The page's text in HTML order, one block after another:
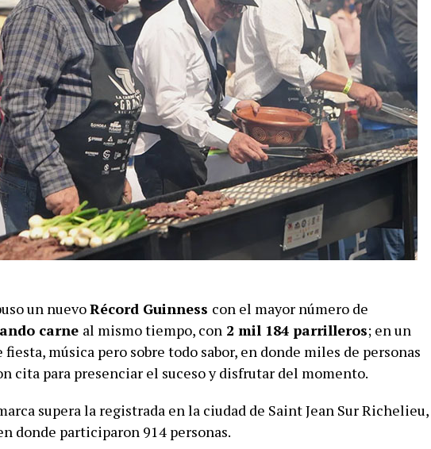
un nuevoRécord Guinness con el mayor número de
carne al mismo tiempo, con 2 mil 184 parrilleros; en un
música pero sobre todo sabor, en donde miles de personas
cita para presenciar el suceso y disfrutar del momento.
supera la registrada en la ciudad de Saint Jean Sur Richelieu,
donde participaron 914 personas.